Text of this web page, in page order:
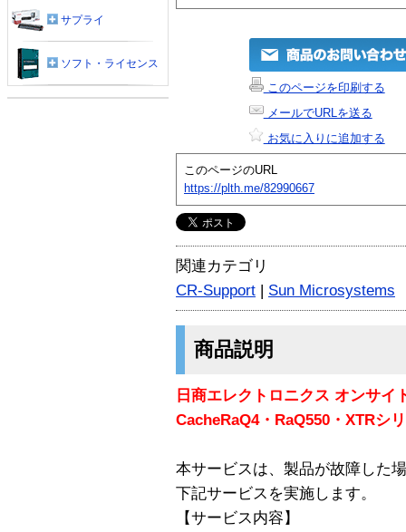
このページを印刷する
メールでURLを送る
お気に入りに追加する
このページのURL
https://plth.me/82990667
関連カテゴリ
CR-Support | Sun Microsystems
商品説明
日商エレクトロニクス オンサイ
CacheRaQ4・RaQ550・XTRシ
本サービスは、製品が故障した
下記サービスを実施します。
【サービス内容】
サプライ
ソフト・ライセンス